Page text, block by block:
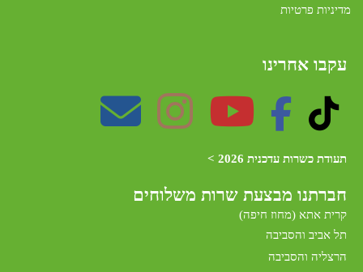
מדיניות פרטיות
עקבו אחרינו
תעודת כשרות עדכנית 2026 >
חברתנו מבצעת שרות משלוחים
קרית אתא (מחוז חיפה)
תל אביב והסביבה
הרצליה והסביבה